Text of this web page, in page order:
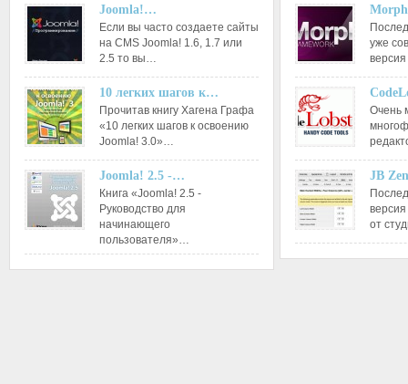
Joomla!…
Если вы часто создаете сайты
на CMS Joomla! 1.6, 1.7 или
2.5 то вы…
10 легких шагов к…
Прочитав книгу Хагена Графа
«10 легких шагов к освоению
Joomla! 3.0»…
Joomla! 2.5 -…
Книга «Joomla! 2.5 -
Руководство для
начинающего
пользователя»…
уже
Очень
JB
от